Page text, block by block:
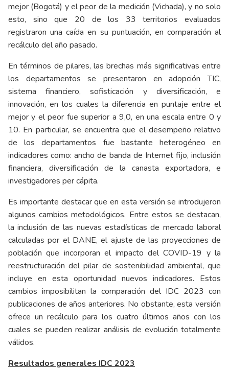
mejor (Bogotá) y el peor de la medición (Vichada), y no solo
esto, sino que 20 de los 33 territorios evaluados
registraron una caída en su puntuación, en comparación al
recálculo del año pasado.
En términos de pilares, las brechas más significativas entre
los departamentos se presentaron en adopción TIC,
sistema financiero, sofisticación y diversificación, e
innovación, en los cuales la diferencia en puntaje entre el
mejor y el peor fue superior a 9,0, en una escala entre 0 y
10. En particular, se encuentra que el desempeño relativo
de los departamentos fue bastante heterogéneo en
indicadores como: ancho de banda de Internet fijo, inclusión
financiera, diversificación de la canasta exportadora, e
investigadores per cápita.
Es importante destacar que en esta versión se introdujeron
algunos cambios metodológicos. Entre estos se destacan,
la inclusión de las nuevas estadísticas de mercado laboral
calculadas por el DANE, el ajuste de las proyecciones de
población que incorporan el impacto del COVID-19 y la
reestructuración del pilar de sostenibilidad ambiental, que
incluye en esta oportunidad nuevos indicadores. Estos
cambios imposibilitan la comparación del IDC 2023 con
publicaciones de años anteriores. No obstante, esta versión
ofrece un recálculo para los cuatro últimos años con los
cuales se pueden realizar análisis de evolución totalmente
válidos.
Resultados generales IDC 2023